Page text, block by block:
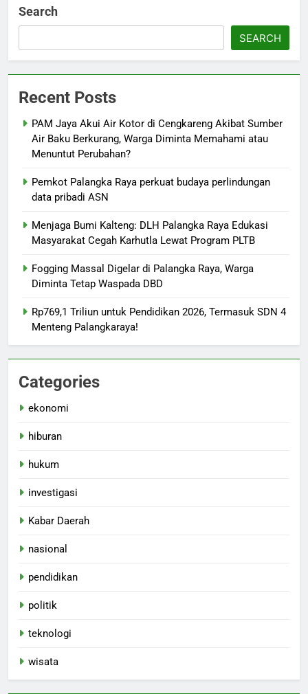
Search
SEARCH
Recent Posts
PAM Jaya Akui Air Kotor di Cengkareng Akibat Sumber
Air Baku Berkurang, Warga Diminta Memahami atau
Menuntut Perubahan?
Pemkot Palangka Raya perkuat budaya perlindungan
data pribadi ASN
Menjaga Bumi Kalteng: DLH Palangka Raya Edukasi
Masyarakat Cegah Karhutla Lewat Program PLTB
Fogging Massal Digelar di Palangka Raya, Warga
Diminta Tetap Waspada DBD
Rp769,1 Triliun untuk Pendidikan 2026, Termasuk SDN 4
Menteng Palangkaraya!
Categories
ekonomi
hiburan
hukum
investigasi
Kabar Daerah
nasional
pendidikan
politik
teknologi
wisata